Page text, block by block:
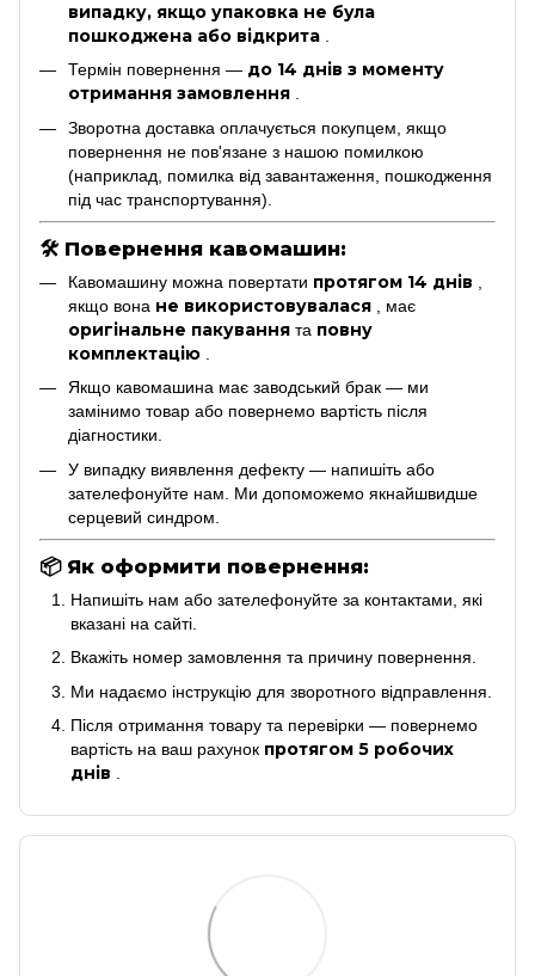
випадку, якщо упаковка не була
пошкоджена або відкрита
Термін повернення — до 14 днів з моменту
отримання замовлення .
Зворотна доставка оплачується покупцем, якщо
повернення не пов'язане з нашою помилкою
(наприклад, помилка від завантаження, пошкодження
під час транспортування).
🛠 Повернення кавомашин:
Кавомашину можна повертати протягом 14 днів
якщо вона не використовувалася , має
оригінальне пакування та повну
комплектацію
Якщо кавомашина має заводський брак — ми
замінимо товар або повернемо вартість після
діагностики.
У випадку виявлення дефекту — напишіть або
зателефонуйте нам. Ми допоможемо якнайшвидше
серцевий синдром.
📦Як оформити повернення:
Напишіть нам або зателефонуйте за контактами, які
вказані на сайті.
Вкажіть номер замовлення та причину повернення.
Ми надаємо інструкцію для зворотного відправлення.
Після отримання товару та перевірки — повернемо
вартість на ваш рахунок протягом 5 робочих
днів